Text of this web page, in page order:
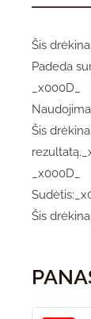
Šis
Padeda
_x000D_
Šis
_x000D_
Šis